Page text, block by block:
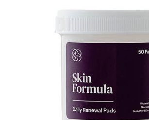
Или войдите через